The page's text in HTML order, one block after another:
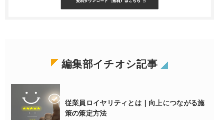
編集部イチオシ記事
従業員ロイヤリティとは｜向上につながる施
策の策定方法